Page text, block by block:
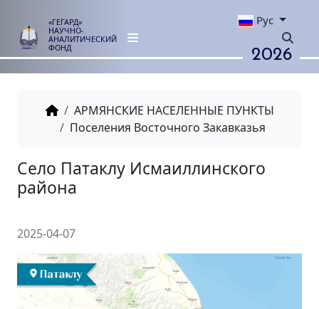
«ГЕГАРД»
НАУЧНО-
АНАЛИТИЧЕСКИЙ
ФОНД
Рус
2026
АРМЯНСКИЕ НАСЕЛЕННЫЕ ПУНКТЫ
Поселения Восточного Закавказья
района
2025-04-07